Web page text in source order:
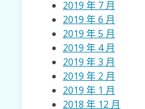
2019 年 7 月
2019 年 6 月
2019 年 5 月
2019 年 4 月
2019 年 3 月
2019 年 2 月
2019 年 1 月
2018 年 12 月